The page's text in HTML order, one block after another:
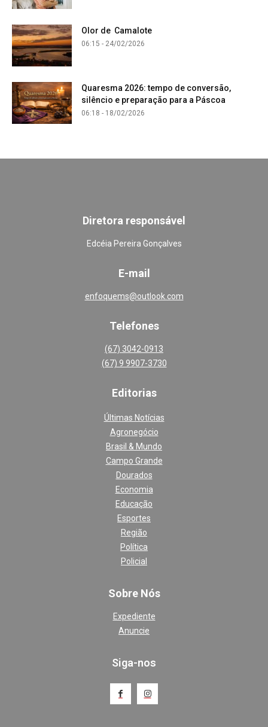
Olor de Camalote
06:15 - 24/02/2026
Quaresma 2026: tempo de conversão,
silêncio e preparação para a Páscoa
06:18 - 18/02/2026
Diretora responsável
Edcéia Pereira Gonçalves
E-mail
enfoquems@outlook.com
Telefones
(67) 3042-0913
(67) 9 9907-3730
Editorias
Últimas Notícias
Agronegócio
Brasil & Mundo
Campo Grande
Dourados
Economia
Educação
Esportes
Região
Política
Policial
Sobre Nós
Expediente
Anuncie
Siga-nos